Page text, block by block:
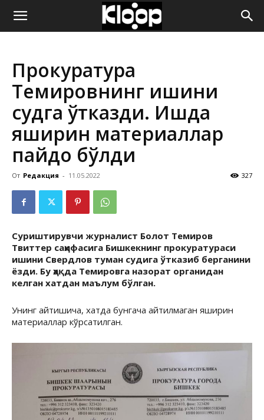
ҚИРҒИЗИСТОН
ЯНГИЛИКЛАРИ
Прокуратура
Темировнинг ишини
судга ўтказди. Ишда
яширин материаллар
пайдо бўлди
От Редакция - 11.05.2022 327
Суриштирувчи журналист Болот Темиров
Твиттер саҳифасига Бишкекнинг прокуратураси
ишини Свердлов туман судига ўтказиб берганини
ёзди. Бу ҳақда Темировга назорат органидан
келган хатдан маълум бўлган.
Унинг айтишича, хатда бунгача айтилмаган яширин
материаллар кўрсатилган.